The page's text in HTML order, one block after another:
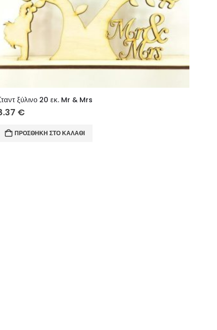
ξύλινο 20 εκ. Mr & Mrs
€
ΠΡΟΣΘΉΚΗ ΣΤΟ ΚΑΛΆΘΙ